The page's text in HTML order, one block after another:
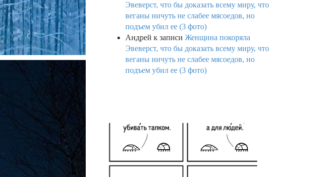
Эвеверст, что бы доказать всему миру, что
веганы ничуть не слабее мясоедов, но
подъем убил ее (3 фото)
Андрей к записи Женщина покоряла
Эвеверст, что бы доказать всему миру, что
веганы ничуть не слабее мясоедов, но
подъем убил ее (3 фото)